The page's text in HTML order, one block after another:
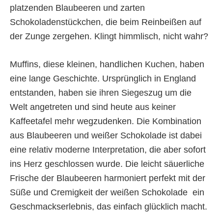
platzenden Blaubeeren und zarten
Schokoladenstückchen, die beim Reinbeißen auf
der Zunge zergehen. Klingt himmlisch, nicht wahr?
Muffins, diese kleinen, handlichen Kuchen, haben
eine lange Geschichte. Ursprünglich in England
entstanden, haben sie ihren Siegeszug um die
Welt angetreten und sind heute aus keiner
Kaffeetafel mehr wegzudenken. Die Kombination
aus Blaubeeren und weißer Schokolade ist dabei
eine relativ moderne Interpretation, die aber sofort
ins Herz geschlossen wurde. Die leicht säuerliche
Frische der Blaubeeren harmoniert perfekt mit der
Süße und Cremigkeit der weißen Schokolade  ein
Geschmackserlebnis, das einfach glücklich macht.